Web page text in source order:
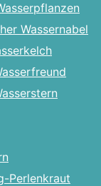
Wassernabel
Perlenkraut